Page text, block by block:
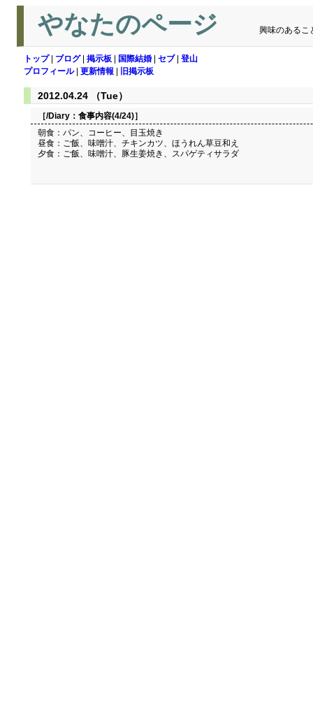
やなたのページ 興味のあるこ
トップ| ブログ| 掲示板 国際結婚 セブ| 登山
プロフィール| 更新情報 旧掲示板
2012.04.24 （Tue）
［/Diary： 食事内容(4/24)］
朝食：パン、コーヒー、目玉焼き
昼食：ご飯、味噌汁、チキンカツ、ほうれん草豆和え
夕食：ご飯、味噌汁、豚生姜焼き、スパゲティサラダ